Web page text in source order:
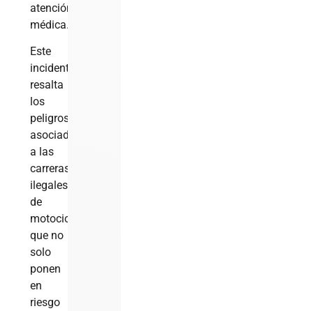
atención
médica.
Este
incidente
resalta
los
peligros
asociados
a las
carreras
ilegales
de
motocicletas,
que no
solo
ponen
en
riesgo